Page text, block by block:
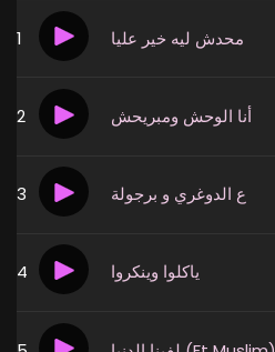
1 محدش ليه خير عليا
2 أنا الوحش ومبريحش
3 ع الدوغري و برجولة
4 ياكلوا وينكروا